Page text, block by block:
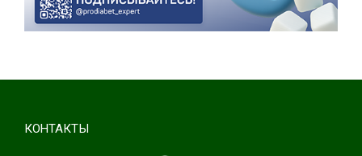
КОНТАКТЫ